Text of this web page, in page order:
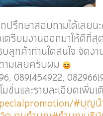
ปรึกษาสอบถามได้เล
ตรียมงานออกมาให้ดี
ลูกค้าท่านใดสนใจ จัด
ามเลยครับผม
0891454922,
มชั่นและรายละเอียดเพิ่ม
#บุญน